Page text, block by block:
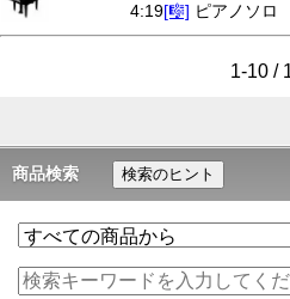
4:19[🎼] ピアノソ
1-10 /
商品検索 検索のヒント